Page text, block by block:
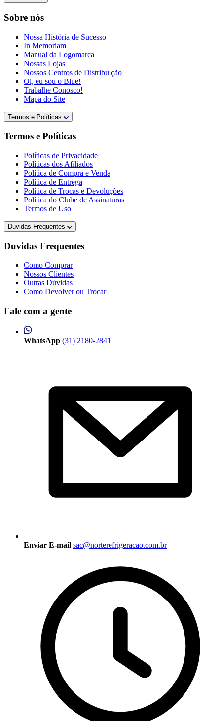
Sobre nós
Nossa História de Sucesso
In Memoriam
Manual da Logomarca
Nossas Lojas
Nossos Centros de Distribuição
Oi, eu sou o Blue!
Trabalhe Conosco!
Mapa do Site
Termos e Políticas
Termos e Políticas
Políticas de Privacidade
Políticas dos Afiliados
Política de Compra e Venda
Política de Entrega
Política de Trocas e Devoluções
Política do Clube de Assinaturas
Termos de Uso
Duvidas Frequentes
Duvidas Frequentes
Como Comprar
Nossos Clientes
Outras Dúvidas
Como Devolver ou Trocar
Fale com a gente
WhatsApp (31) 2180-2841
Enviar E-mail sac@norterefrigeracao.com.br